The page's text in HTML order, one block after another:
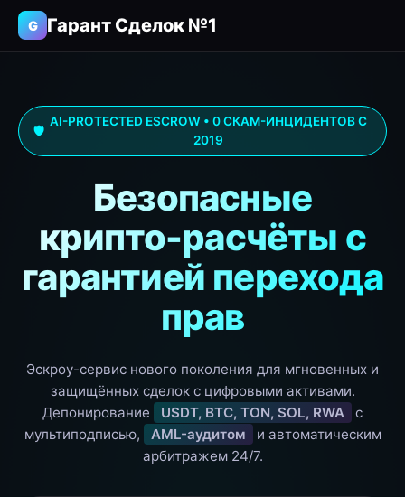
G Гарант Сделок №1
🛡️
AI-PROTECTED ESCROW • 0 СКАМ-ИНЦИДЕНТОВ С
2019
Безопасные
крипто-расчёты с
гарантией перехода
прав
Эскроу-сервис нового поколения для мгновенных и
защищённых сделок с цифровыми активами.
Депонирование
USDT, BTC, TON, SOL, RWA
с
мультиподписью,
AML-аудитом
и автоматическим
арбитражем 24/7.